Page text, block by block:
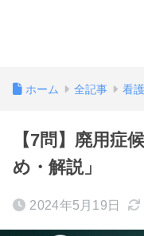
ホーム 全記事 看
【7問】廃用症
め・解説」
2024年5月19日